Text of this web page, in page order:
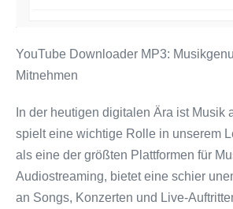
YouTube Downloader MP3:
Mitnehmen
In der heutigen digitalen Ära ist Musik
spielt eine wichtige Rolle in unserem
als eine der größten Plattformen für
Audiostreaming, bietet eine schier
an Songs, Konzerten und Live-